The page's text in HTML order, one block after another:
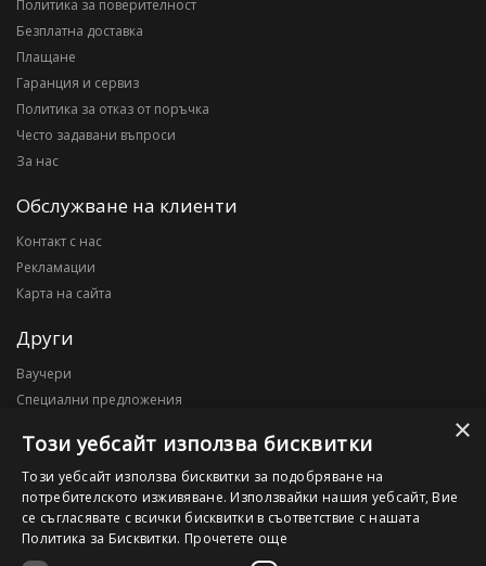
Политика за поверителност
Безплатна доставка
Плащане
Гаранция и сервиз
Политика за отказ от поръчка
Често задавани въпроси
За нас
Обслужване на клиенти
Контакт с нас
Рекламации
Карта на сайта
Други
Ваучери
Специални предложения
Моят профил
Моят профил
История на поръчките
Желани продукти
×
Този уебсайт използва бисквитки
Този уебсайт използва бисквитки за подобряване на
потребителското изживяване. Използвайки нашия уебсайт, Вие
се съгласявате с всички бисквитки в съответствие с нашата
Политика за Бисквитки. Прочетете още